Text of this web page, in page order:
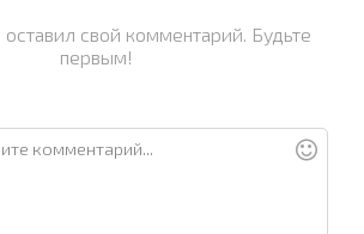
свой комментарий. Будьте
первым!